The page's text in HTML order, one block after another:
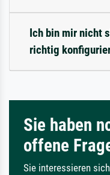
Ich bin mir nicht
richtig
Sie haben
offene
Sie interessieren